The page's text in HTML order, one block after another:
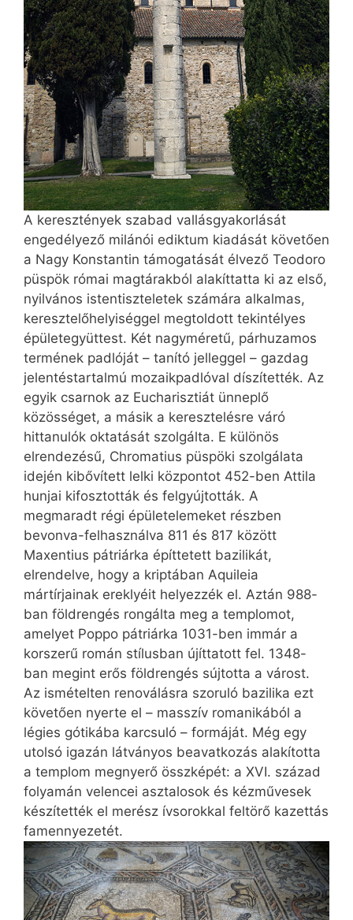
A keresztények szabad vallásgyakorlását
engedélyező milánói ediktum kiadását követően
a Nagy Konstantin támogatását élvező Teodoro
püspök római magtárakból alakíttatta ki az első,
nyilvános istentiszteletek számára alkalmas,
keresztelőhelyiséggel megtoldott tekintélyes
épületegyüttest. Két nagyméretű, párhuzamos
termének padlóját – tanító jelleggel – gazdag
jelentéstartalmú mozaikpadlóval díszítették. Az
egyik csarnok az Eucharisztiát ünneplő
közösséget, a másik a keresztelésre váró
hittanulók oktatását szolgálta. E különös
elrendezésű, Chromatius püspöki szolgálata
idején kibővített lelki központot 452-ben Attila
hunjai kifosztották és felgyújtották. A
megmaradt régi épületelemeket részben
bevonva-felhasználva 811 és 817 között
Maxentius pátriárka építtetett bazilikát,
elrendelve, hogy a kriptában Aquileia
mártírjainak ereklyéit helyezzék el. Aztán 988-
ban földrengés rongálta meg a templomot,
amelyet Poppo pátriárka 1031-ben immár a
korszerű román stílusban újíttatott fel. 1348-
ban megint erős földrengés sújtotta a várost.
Az ismételten renoválásra szoruló bazilika ezt
követően nyerte el – masszív romanikából a
légies gótikába karcsuló – formáját. Még egy
utolsó igazán látványos beavatkozás alakította
a templom megnyerő összképét: a XVI. század
folyamán velencei asztalosok és kézművesek
készítették el merész ívsorokkal feltörő kazettás
famennyezetét.